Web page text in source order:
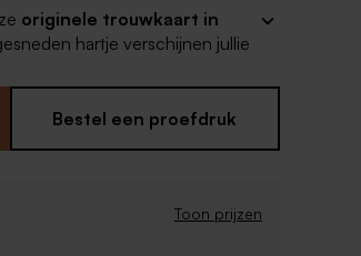
originele trouwkaart in
hartje verschijnen jullie
Bestel een proefdruk
Toon prijzen